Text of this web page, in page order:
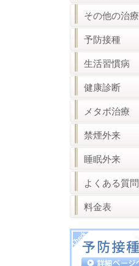
その他の治療
予防接種
生活習慣病
健康診断
メタボ治療
禁煙外来
睡眠外来
よくある質問
料金表